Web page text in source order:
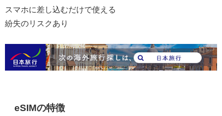
スマホに差し込むだけで使える
紛失のリスクあり
eSIMの特徴